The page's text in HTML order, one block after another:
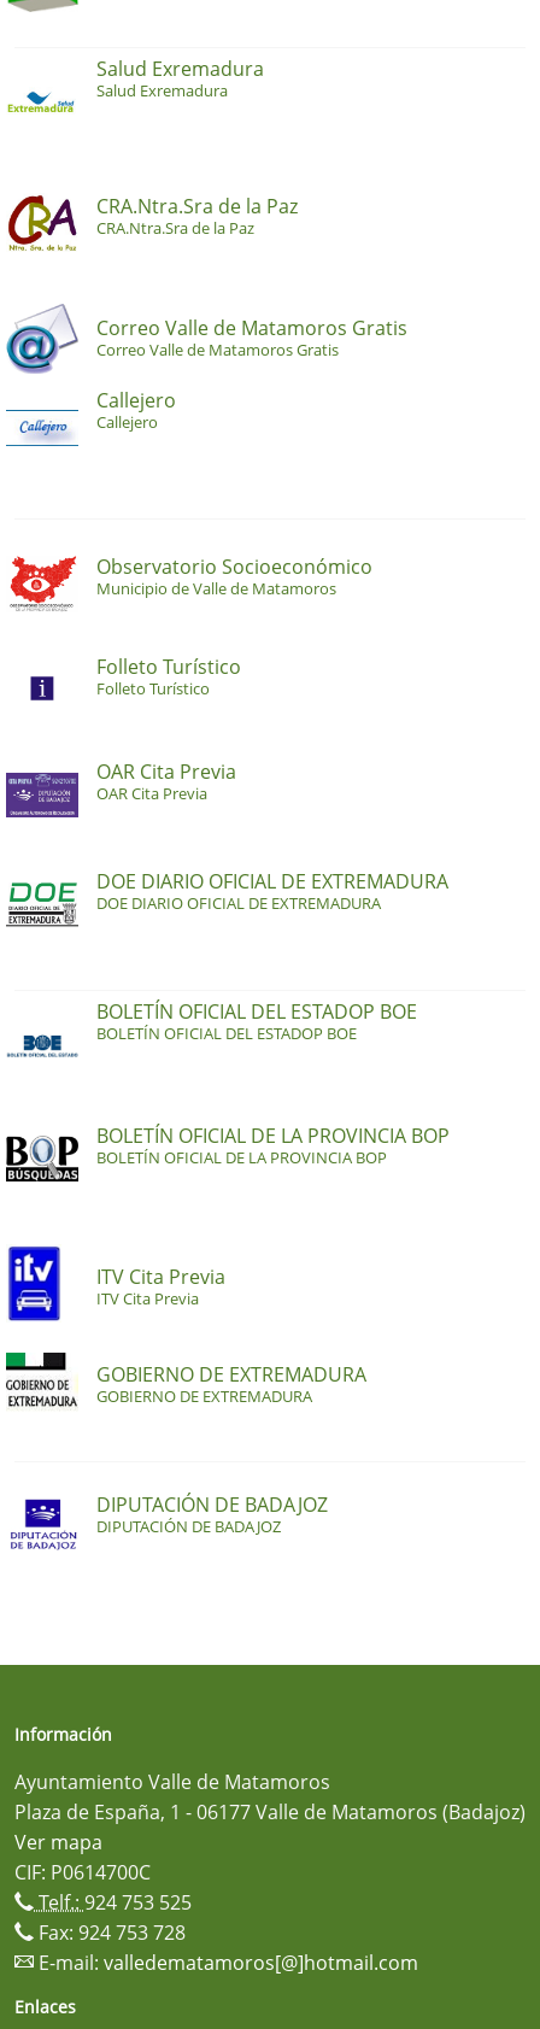
Salud Exremadura
Salud Exremadura
CRA.Ntra.Sra de la Paz
CRA.Ntra.Sra de la Paz
Correo Valle de Matamoros Gratis
Correo Valle de Matamoros Gratis
Callejero
Callejero
Observatorio Socioeconómico
Municipio de Valle de Matamoros
Folleto Turístico
Folleto Turístico
OAR Cita Previa
OAR Cita Previa
DOE DIARIO OFICIAL DE EXTREMADURA
DOE DIARIO OFICIAL DE EXTREMADURA
BOLETÍN OFICIAL DEL ESTADOP BOE
BOLETÍN OFICIAL DEL ESTADOP BOE
BOLETÍN OFICIAL DE LA PROVINCIA BOP
BOLETÍN OFICIAL DE LA PROVINCIA BOP
ITV Cita Previa
ITV Cita Previa
GOBIERNO DE EXTREMADURA
GOBIERNO DE EXTREMADURA
DIPUTACIÓN DE BADAJOZ
DIPUTACIÓN DE BADAJOZ
Información
Ayuntamiento Valle de Matamoros
Plaza de España, 1 - 06177 Valle de Matamoros (Badajoz)
Ver mapa
CIF: P0614700C
Telf.: 924 753 525
Fax: 924 753 728
E-mail: valledematamoros[@]hotmail.com
Enlaces